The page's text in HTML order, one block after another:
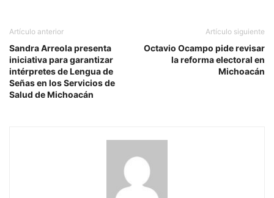
Artículo anterior
Sandra Arreola presenta
iniciativa para garantizar
intérpretes de Lengua de
Señas en los Servicios de
Salud de Michoacán
Artículo siguiente
Octavio Ocampo pide revisar
la reforma electoral en
Michoacán